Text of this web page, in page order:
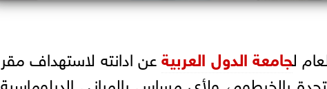
لجامعة الدول العربيةعن ادانته لاستهداف مقر
بالخرطوم، ولأي مساس بالمباني الدبلوماسية